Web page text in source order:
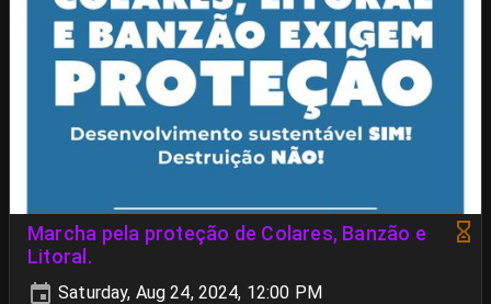
Marcha pela proteção de Colares, Banzão e
Litoral.
Saturday, Aug 24, 2024, 12:00 PM